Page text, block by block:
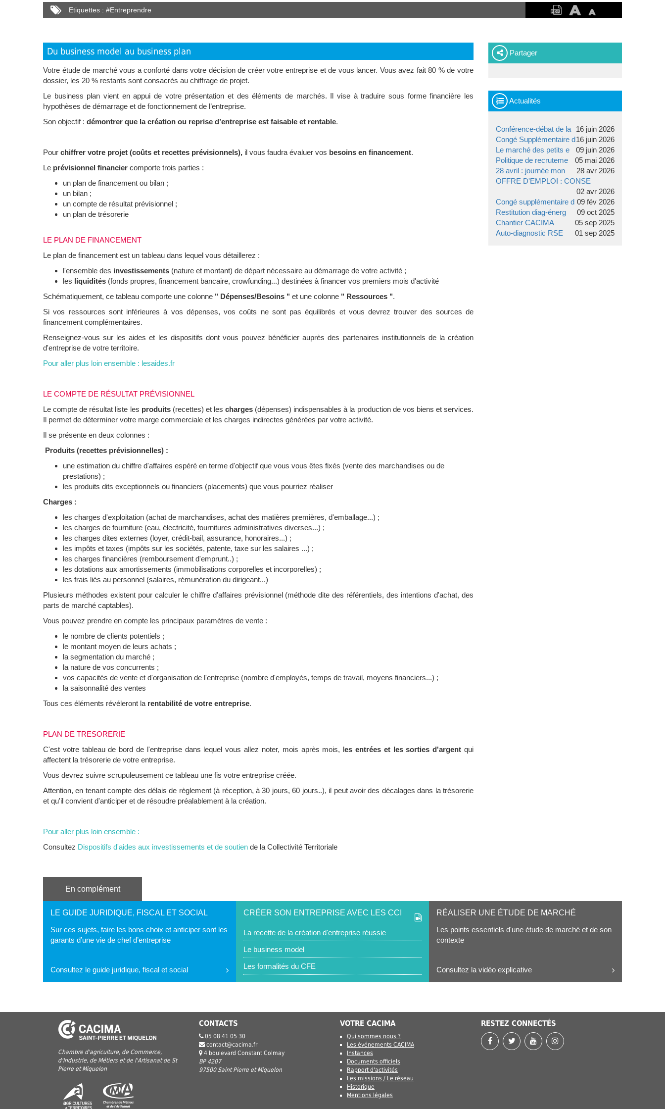
Etiquettes : #Entreprendre
Du business model au business plan
Votre étude de marché vous a conforté dans votre décision de créer votre entreprise et de vous lancer. Vous avez fait 80 % de votre
dossier, les 20 % restants sont consacrés au chiffrage de projet.
Le business plan vient en appui de votre présentation et des éléments de marchés. Il vise à traduire sous forme financière les
hypothèses de démarrage et de fonctionnement de l’entreprise.
Son objectif : démontrer que la création ou reprise d’entreprise est faisable et rentable.
Pour chiffrer votre projet (coûts et recettes prévisionnels), il vous faudra évaluer vos besoins en financement.
Le prévisionnel financier comporte trois parties :
un plan de financement ou bilan ;
un bilan ;
un compte de résultat prévisionnel ;
un plan de trésorerie
LE PLAN DE FINANCEMENT
Le plan de financement est un tableau dans lequel vous détaillerez :
l'ensemble des investissements (nature et montant) de départ nécessaire au démarrage de votre activité ;
les liquidités (fonds propres, financement bancaire, crowfunding...) destinées à financer vos premiers mois d'activité
Schématiquement, ce tableau comporte une colonne " Dépenses/Besoins " et une colonne " Ressources ".
Si vos ressources sont inférieures à vos dépenses, vos coûts ne sont pas équilibrés et vous devrez trouver des sources de
financement complémentaires.
Renseignez-vous sur les aides et les dispositifs dont vous pouvez bénéficier auprès des partenaires institutionnels de la création
d'entreprise de votre territoire.
Pour aller plus loin ensemble : lesaides.fr
LE COMPTE DE RÉSULTAT PRÉVISIONNEL
Le compte de résultat liste les produits(recettes) et lescharges (dépenses) indispensables à la production de vos biens et services.
Il permet de déterminer votre marge commerciale et les charges indirectes générées par votre activité.
Il se présente en deux colonnes :
Produits (recettes prévisionnelles) :
une estimation du chiffre d'affaires espéré en terme d'objectif que vous vous êtes fixés (vente des marchandises ou de
prestations) ;
les produits dits exceptionnels ou financiers (placements) que vous pourriez réaliser
Charges :
les charges d'exploitation (achat de marchandises, achat des matières premières, d'emballage...) ;
les charges de fourniture (eau, électricité, fournitures administratives diverses...) ;
les charges dites externes (loyer, crédit-bail, assurance, honoraires...) ;
les impôts et taxes (impôts sur les sociétés, patente, taxe sur les salaires ...) ;
les charges financières (remboursement d'emprunt..) ;
les dotations aux amortissements (immobilisations corporelles et incorporelles) ;
les frais liés au personnel (salaires, rémunération du dirigeant...)
Plusieurs méthodes existent pour calculer le chiffre d'affaires prévisionnel (méthode dite des référentiels, des intentions d'achat, des
parts de marché captables).
Vous pouvez prendre en compte les principaux paramètres de vente :
le nombre de clients potentiels ;
le montant moyen de leurs achats ;
la segmentation du marché ;
la nature de vos concurrents ;
vos capacités de vente et d'organisation de l'entreprise (nombre d'employés, temps de travail, moyens financiers...) ;
la saisonnalité des ventes
Tous ces éléments révéleront la rentabilité de votre entreprise.
PLAN DE TRESORERIE
C'est votre tableau de bord de l'entreprise dans lequel vous allez noter, mois après mois, les entrées et les sorties d'argent qui
affectent la trésorerie de votre entreprise.
Vous devrez suivre scrupuleusement ce tableau une fis votre entreprise créée.
Attention, en tenant compte des délais de règlement (à réception, à 30 jours, 60 jours..), il peut avoir des décalages dans la trésorerie
et qu'il convient d'anticiper et de résoudre préalablement à la création.
Pour aller plus loin ensemble :
Consultez Dispositifs d'aides aux investissements et de soutien de la Collectivité Territoriale
Partager
Actualités
Conférence-débat de la
16 juin 2026
Congé Supplémentaire d16 juin 2026
Le marché des petits e
09 juin 2026
Politique de recruteme
05 mai 2026
28 avril : journée mon
28 avr 2026
OFFRE D'EMPLOI : CONSE
02 avr 2026
Congé supplémentaire d 09 fév 2026
Restitution diag-énerg
09 oct 2025
Chantier CACIMA
05 sep 2025
Auto-diagnostic RSE
01 sep 2025
En complément
LE GUIDE JURIDIQUE, FISCAL ET SOCIAL
Sur ces sujets, faire les bons choix et anticiper sont les
garants d’une vie de chef d’entreprise
Consultez le guide juridique, fiscal et social
CRÉER SON ENTREPRISE AVEC LES CCI
La recette de la création d'entreprise réussie
Le business model
Les formalités du CFE
RÉALISER UNE ÉTUDE DE MARCHÉ
Les points essentiels d'une étude de marché et de son
contexte
Consultez la vidéo explicative
Chambre d'agriculture, de Commerce,
d'Industrie, de Métiers et de l'Artisanat de St
Pierre et Miquelon
CONTACTS
05 08 41 05 30
contact@cacima.fr
4 boulevard Constant Colmay
BP 4207
97500 Saint Pierre et Miquelon
VOTRE CACIMA
Qui sommes nous ?
Les événements CACIMA
Instances
Documents officiels
Rapport d'activités
Les missions / Le réseau
Historique
Mentions légales
RESTEZ CONNECTÉS